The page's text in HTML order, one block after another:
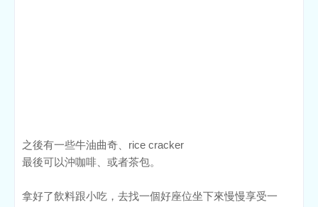
之後有一些牛油曲奇、rice cracker
最後可以沖咖啡、或者茶包。
拿好了飲料跟小吃，去找一個好座位坐下來慢慢享受一